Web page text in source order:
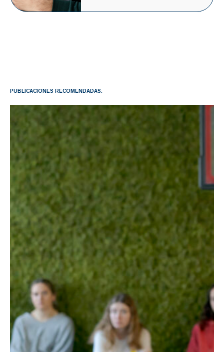
PUBLICACIONES RECOMENDADAS: